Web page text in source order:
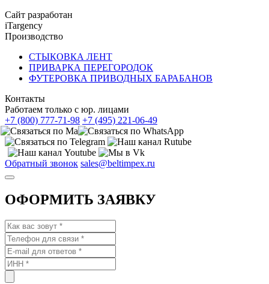
Сайт разработан
iTargency
Производство
СТЫКОВКА ЛЕНТ
ПРИВАРКА ПЕРЕГОРОДОК
ФУТЕРОВКА ПРИВОДНЫХ БАРАБАНОВ
Контакты
Работаем только с юр. лицами
+7 (800) 777-71-98 +7 (495) 221-06-49
Обратный звонок sales@beltimpex.ru
ОФОРМИТЬ ЗАЯВКУ